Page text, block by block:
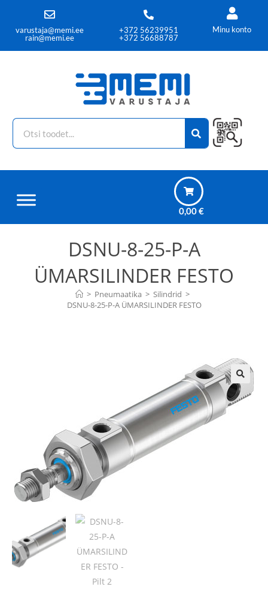
varustaja@memi.ee
rain@memi.ee
+372 56239951
+372 56688787
Minu konto
0,00€
DSNU-8-25-P-A
ÜMARSILINDER FESTO
> Pneumaatika > Silindrid >
DSNU-8-25-P-A ÜMARSILINDER FESTO
🔍